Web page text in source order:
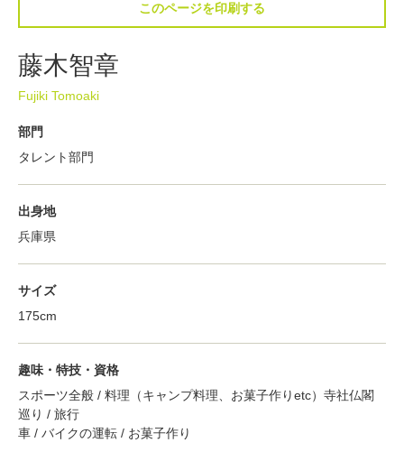
このページを印刷する
藤木智章
Fujiki Tomoaki
部門
タレント部門
出身地
兵庫県
サイズ
175cm
趣味・特技・資格
スポーツ全般 / 料理（キャンプ料理、お菓子作りetc）寺社仏閣
巡り / 旅行
車 / バイクの運転 / お菓子作り